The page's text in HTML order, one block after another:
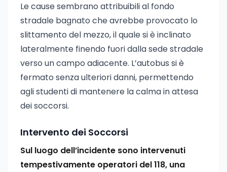
Le cause sembrano attribuibili al fondo
stradale bagnato che avrebbe provocato lo
slittamento del mezzo, il quale si è inclinato
lateralmente finendo fuori dalla sede stradale
verso un campo adiacente. L’autobus si è
fermato senza ulteriori danni, permettendo
agli studenti di mantenere la calma in attesa
dei soccorsi.
Intervento dei Soccorsi
Sul luogo dell’incidente sono intervenuti
tempestivamente operatori del 118, una